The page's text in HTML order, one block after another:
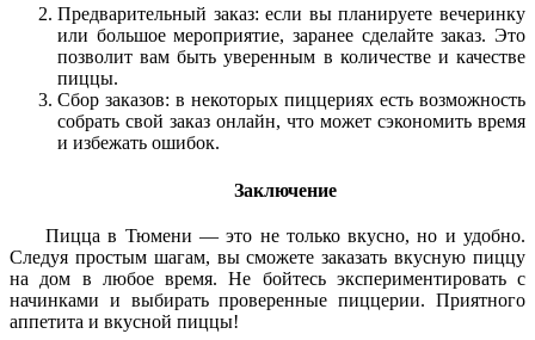
Предварительный заказ: если вы планируете вечеринку
или большое мероприятие, заранее сделайте заказ. Это
позволит вам быть уверенным в количестве и качестве
пиццы.
Сбор заказов: в некоторых пиццериях есть возможность
собрать свой заказ онлайн, что может сэкономить время
и избежать ошибок.
Заключение
Пицца в Тюмени — это не только вкусно, но и удобно.
Следуя простым шагам, вы сможете заказать вкусную пиццу
на дом в любое время. Не бойтесь экспериментировать с
начинками и выбирать проверенные пиццерии. Приятного
аппетита и вкусной пиццы!